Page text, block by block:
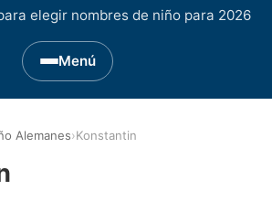
elegir nombres de niño para 2026
Menú
Alemanes›Konstantin